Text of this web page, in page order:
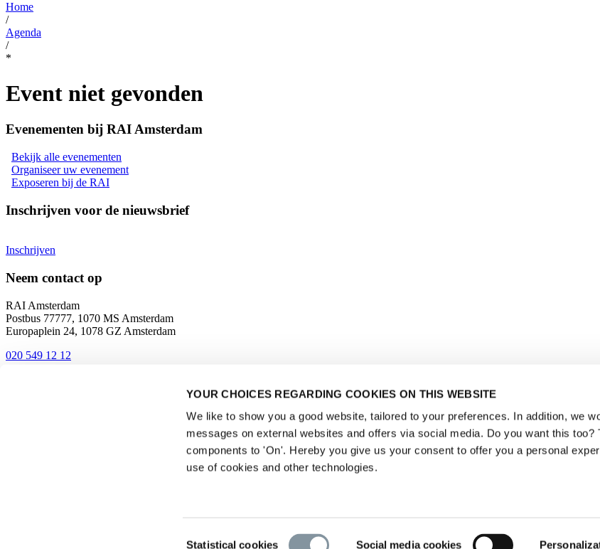
YOUR CHOICES REGARDING COOKIES ON THIS WEBSITE
We like to show you a good website, tailored to your preferences. In addition, we
messages on external websites and offers via social media. Do you want this too?
components to 'On'. Hereby you give us your consent to offer you a personal
use of cookies and other technologies.
Statistical cookies Social media cookies
Home
/
Agenda
/
*
Event niet gevonden
Evenementen bij RAI Amsterdam
Bekijk alle evenementen
Organiseer uw evenement
Exposeren bij de RAI
Inschrijven voor de nieuwsbrief
Inschrijven
Neem contact op
RAI Amsterdam
Postbus 77777, 1070 MS Amsterdam
Europaplein 24, 1078 GZ Amsterdam
020 549 12 12